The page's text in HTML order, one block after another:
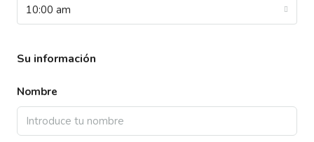
10:00 am
Su información
Nombre